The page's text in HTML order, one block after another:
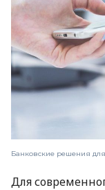
Банковские решения
Для